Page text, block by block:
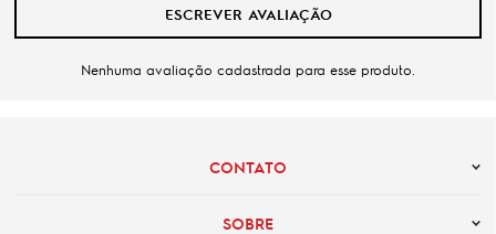
ESCREVER AVALIAÇÃO
Nenhuma avaliação cadastrada para esse produto.
CONTATO
SOBRE